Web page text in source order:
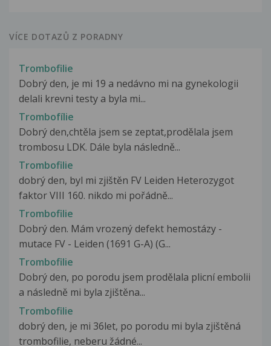
VÍCE DOTAZŮ Z PORADNY
Trombofilie
Dobrý den, je mi 19 a nedávno mi na gynekologii
delali krevni testy a byla mi...
Trombofílie
Dobrý den,chtěla jsem se zeptat,prodělala jsem
trombosu LDK. Dále byla následně...
Trombofilie
dobrý den, byl mi zjištěn FV Leiden Heterozygot
faktor VIII 160. nikdo mi pořádně...
Trombofilie
Dobrý den. Mám vrozený defekt hemostázy -
mutace FV - Leiden (1691 G-A) (G...
Trombofilie
Dobrý den, po porodu jsem prodělala plicní embolii
a následně mi byla zjištěna...
Trombofilie
dobrý den, je mi 36let, po porodu mi byla zjištěná
trombofilie, neberu žádné...